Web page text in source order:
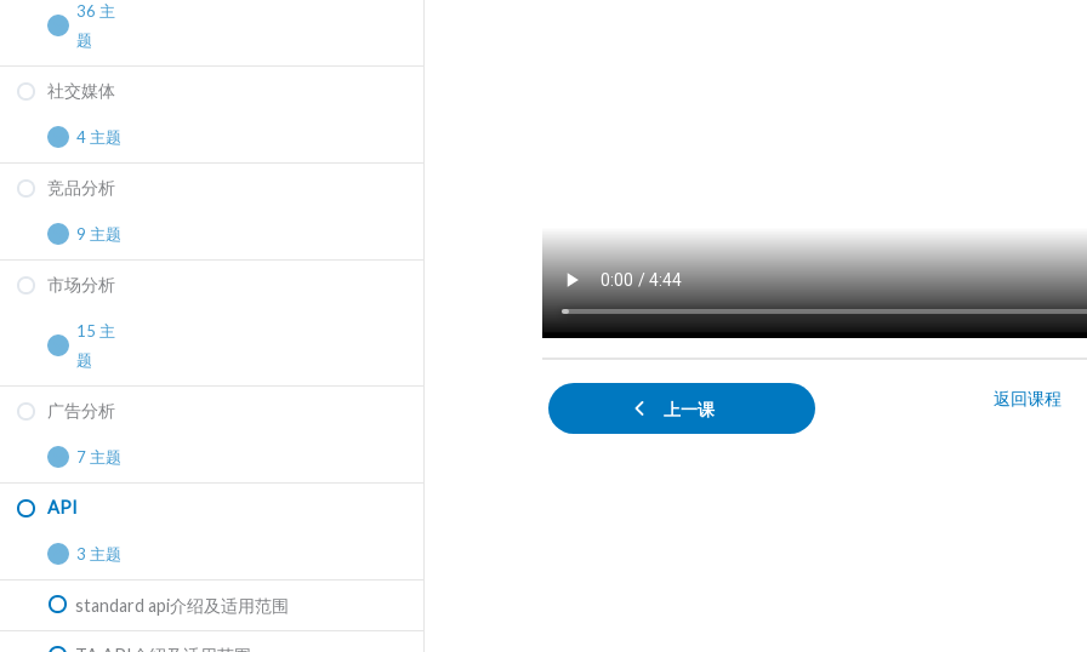
Keyword Overview 关键词概览
如何找到谷歌AIO机会
如何找出People Also Ask机会并优化
SEMrush中的SERP分析功能介绍
使用Semrush优化Title&Description标签
使用SEMrush发现竞争对手
如何用semrush拓展关键词
如何快速拓展交易类目标关键词
36 主
题
如何使用Semrush快速生成短视频（下）
如何使用Semrush对文章内容查重
如何找到自身和竞争对手在内容策略上的差
内容创意
如何用Semrush为网站挑选最好的内容创
意？
网站博客内容效果分析，发现表现最优的内
容
如何分析Guest Post文章表现
使用Semrush 优化内容，提升SEO友好度
如何使用Semrush监控品牌在线声誉？
社交媒体
4 主题
Social content AI介绍
利用Semrush分析竞争对手社媒营销策略
利用Semrush管理多个社媒平台
社媒运营人员如何快速获取大量目标客户关
注的热门话题
竞品分析
9 主题
通过外链分析洞悉竞品营销策略
5种使用Sermush方法快速找到竞品网站
你被竞品蹭流量了吗？
Product Research Pulse App介绍
原因
利用Semrush实现多个竞争对手网站流量对
市场分析
15 主
题
如何衡量网站SEO声量
海外搜索《黑悟空》的10种玩家类型
分析了20万个触发谷歌AI概述的关键词
广告分析
7 主题
如何通过竞品分析找到广告投放平台？
如何通过Semrush找到广告投放平台资源？
API
3 主题
standard api介绍及适用范围
上一课
返回课程